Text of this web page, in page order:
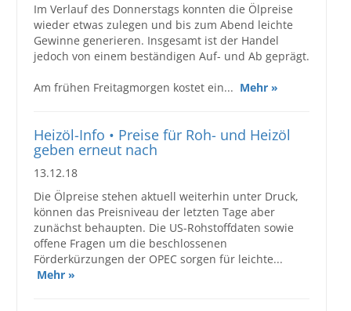
Im Verlauf des Donnerstags konnten die Ölpreise
wieder etwas zulegen und bis zum Abend leichte
Gewinne generieren. Insgesamt ist der Handel
jedoch von einem beständigen Auf- und Ab geprägt.
Am frühen Freitagmorgen kostet ein... Mehr »
Heizöl-Info • Preise für Roh- und Heizöl
geben erneut nach
13.12.18
Die Ölpreise stehen aktuell weiterhin unter Druck,
können das Preisniveau der letzten Tage aber
zunächst behaupten. Die US-Rohstoffdaten sowie
offene Fragen um die beschlossenen
Förderkürzungen der OPEC sorgen für leichte...
Mehr »